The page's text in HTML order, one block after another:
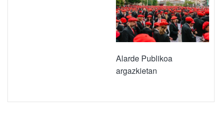
Alarde Publikoa
argazkietan